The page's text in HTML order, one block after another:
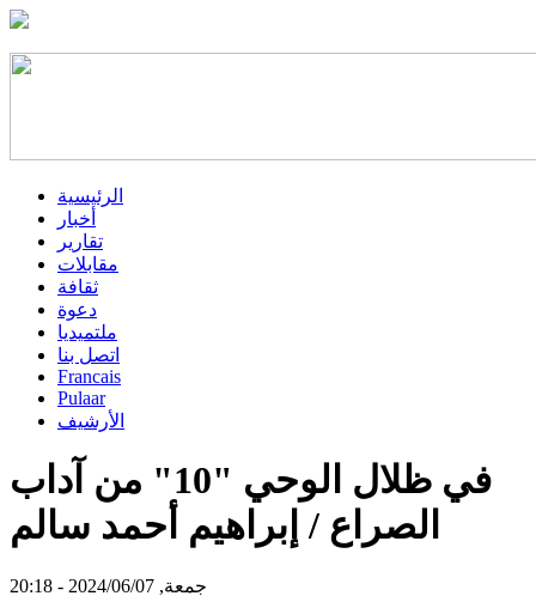
الرئيسية
أخبار
تقارير
مقابلات
ثقافة
دعوة
ملتميديا
اتصل بنا
Francais
Pulaar
الأرشيف
في ظلال الوحي "10" من آداب
الصراع / إبراهيم أحمد سالم
جمعة, 2024/06/07 - 20:18